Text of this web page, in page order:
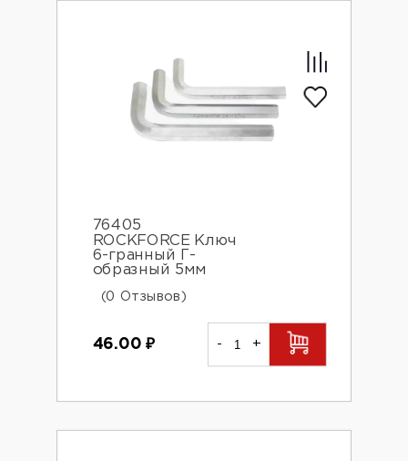
76405
ROCKFORCE Ключ
6-гранный Г-
образный 5мм
(0 Отзывов)
46.00 ₽ - +